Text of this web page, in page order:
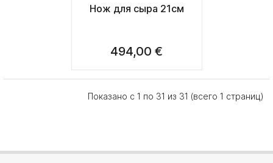
Нож для сыра 21см
494,00 €
Показано с 1 по 31 из 31 (всего 1 страниц)